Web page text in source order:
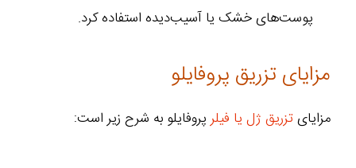
پوست‌های خشک یا آسیب‌دیده استفاده کرد.
مزایای تزریق پروفایلو
مزایایتزریق ژل یا فیلر پروفایلو به شرح زیر است: